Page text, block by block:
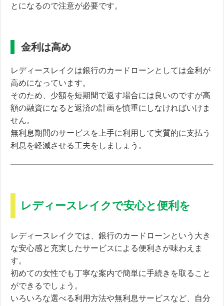
とになるので注意が必要です。
金利は高め
レディースレイクは銀行のカードローンとしては金利が
高めになっています。
そのため、少額を短期間で返す場合には良いのですが高
額の融資になると返済の計画を慎重にしなければいけま
せん。
無利息期間のサービスを上手に利用して実質的に支払う
利息を軽減させる工夫をしましょう。
レディースレイクで安心と便利を
レディースレイクでは、 銀行のカードローンという大き
な安心感と充実したサービスによる便利さが味わえま
す。
初めての女性でも丁寧な案内で簡単に手続きを取ること
ができるでしょう。
いろいろな選べる利用方法や無利息サービスなど、自分